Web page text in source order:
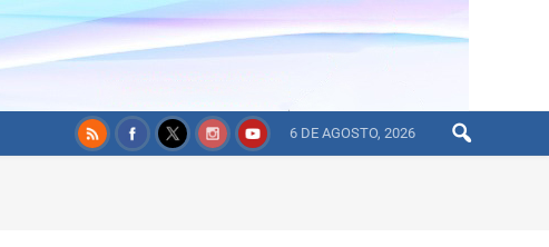
6 DE AGOSTO, 2026